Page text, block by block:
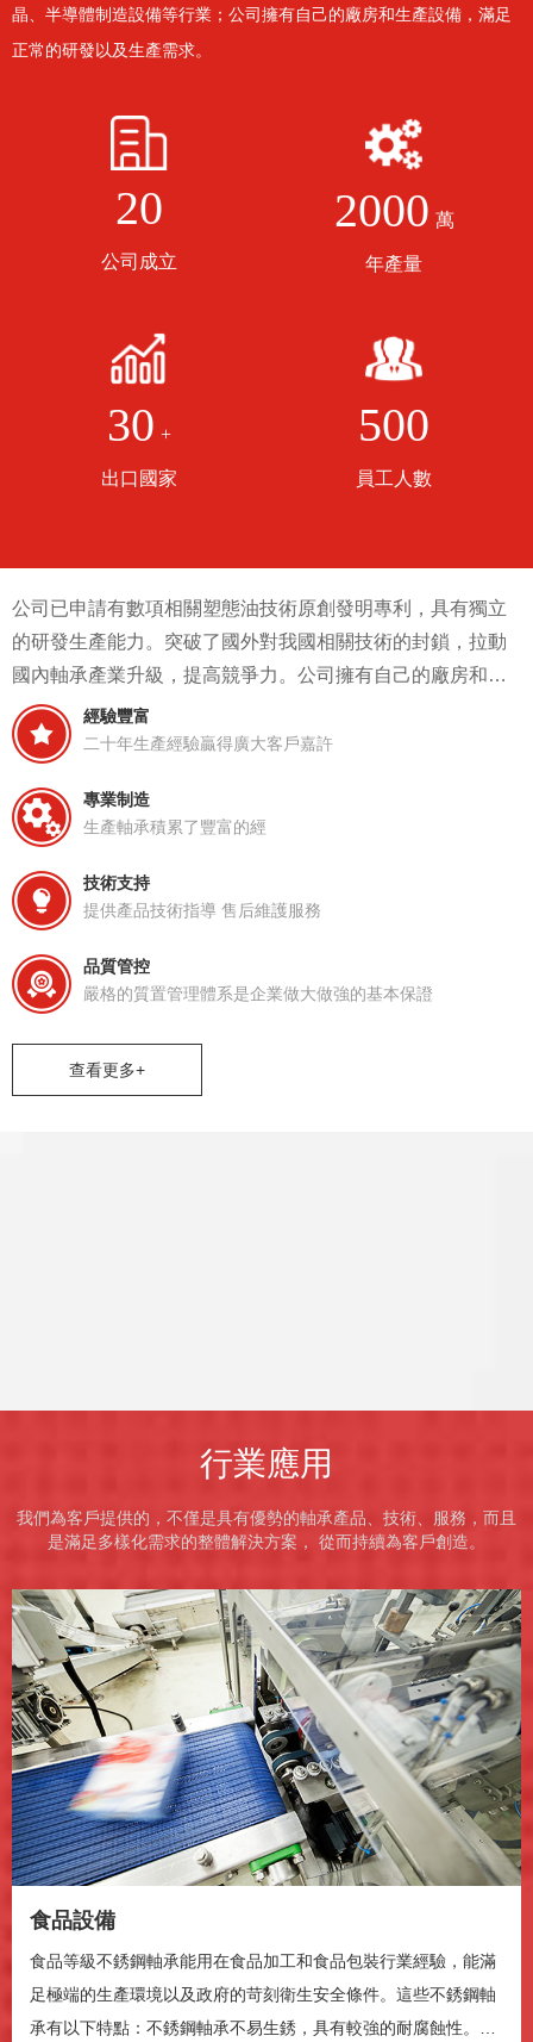
晶、半導體制造設備等行業；公司擁有自己的廠房和生產設備，滿足
正常的研發以及生產需求。
20
公司成立
2000 萬
年產量
30 +
出口國家
500
員工人數
公司已申請有數項相關塑態油技術原創發明專利，具有獨立
的研發生產能力。突破了國外對我國相關技術的封鎖，拉動
國內軸承產業升級，提高競爭力。公司擁有自己的廠房和生
產設備，滿足正常的研發以及生產需求。
經驗豐富
二十年生產經驗贏得廣大客戶嘉許
專業制造
生產軸承積累了豐富的經
技術支持
提供產品技術指導 售后維護服務
品質管控
嚴格的質置管理體系是企業做大做強的基本保證
查看更多+
腾讯云提供技术支持
行業應用
我們為客戶提供的，不僅是具有優勢的軸承產品、技術、服務，而且
是滿足多樣化需求的整體解決方案， 從而持續為客戶創造。
食品設備
食品等級不銹鋼軸承能用在食品加工和食品包裝行業經驗，能滿
足極端的生產環境以及政府的苛刻衛生安全條件。這些不銹鋼軸
承有以下特點：不銹鋼軸承不易生銹，具有較強的耐腐蝕性。不